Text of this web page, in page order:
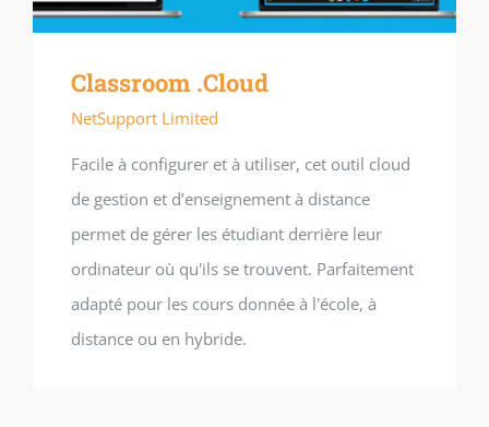
Classroom .Cloud
NetSupport Limited
Facile à configurer et à utiliser, cet outil cloud
de gestion et d’enseignement à distance
permet de gérer les étudiant derrière leur
ordinateur où qu'ils se trouvent. Parfaitement
adapté pour les cours donnée à l'école, à
distance ou en hybride.